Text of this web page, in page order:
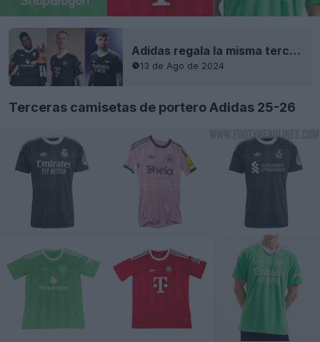
Adidas regala la misma tercera equipación de portero 24-25 a tres equipos - Lanzamiento de todas las terceras equipaciones de portero Adidas 24-25
13 de Ago de 2024
Terceras camisetas de portero Adidas 25-26